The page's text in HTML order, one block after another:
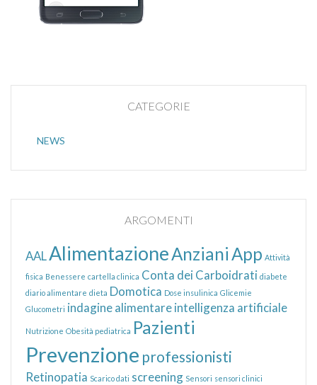
CATEGORIE
NEWS
ARGOMENTI
AALAlimentazioneAnzianiApp Attività
fisica Benessere cartella clinica Conta dei Carboidrati diabete
diario alimentare dieta Domotica Dose insulinica Glicemie
Glucometri indagine alimentareintelligenza artificiale
Nutrizione Obesità pediatrica Pazienti
Prevenzione professionisti
Retinopatia Scarico dati screening Sensori sensori clinici